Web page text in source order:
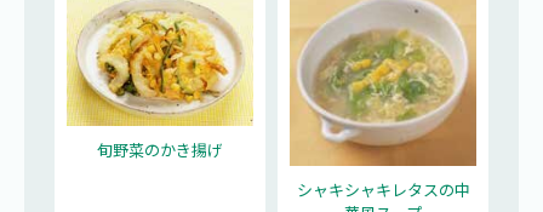
旬野菜のかき揚げ
シャキシャキレタスの中